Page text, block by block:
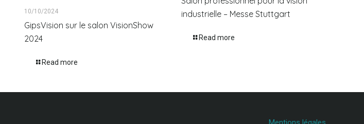
10/10/2024
GipsVision sur le salon VisionShow
2024
Read more
industrielle – Messe Stuttgart
Read more